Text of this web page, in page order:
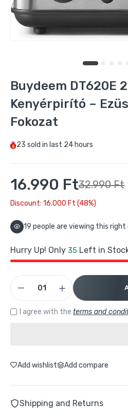
Buydeem DT620E
Kenyérpirító –
Fokozat
23 sold in last 24 hours
16.990 Ft32.990 Ft
Discount: 16.000 Ft (48%)
17 people are viewing this right
Hurry Up! Only 35 Left in
I agree with the terms and
Add wishlist Add compare
Shipping and Returns